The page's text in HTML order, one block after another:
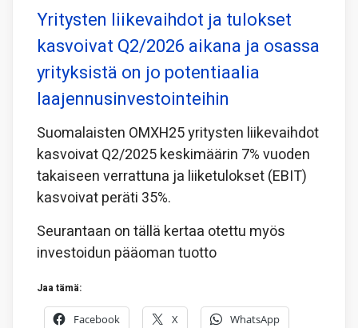
Yritysten liikevaihdot ja tulokset
kasvoivat Q2/2026 aikana ja osassa
yrityksistä on jo potentiaalia
laajennusinvestointeihin
Suomalaisten OMXH25 yritysten liikevaihdot
kasvoivat Q2/2025 keskimäärin 7% vuoden
takaiseen verrattuna ja liiketulokset (EBIT)
kasvoivat peräti 35%.
Seurantaan on tällä kertaa otettu myös
investoidun pääoman tuotto
Jaa tämä:
Facebook X WhatsApp